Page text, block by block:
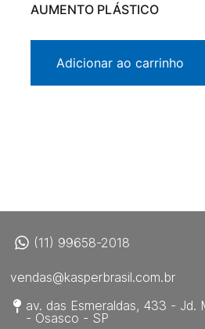
AUMENTO PLÁSTICO
Adicionar ao carrinho
(11) 99658-2018
vendas@kasperbrasil.com.br
av. das Esmeraldas, 433 - Jd.
- Osasco - SP